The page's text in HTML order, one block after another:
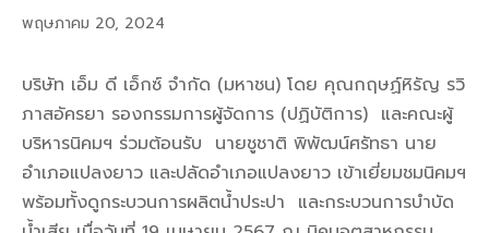
พฤษภาคม 20, 2024
บริษัท เอ็ม ดี เอ็กซ์ จำกัด (มหาชน) โดย คุณกฤษฏ์หิรัญ รวิ
ภาสอัครยา รองกรรมการผู้จัดการ (ปฏิบัติการ) และคณะผู้
บริหารนิคมฯ ร่วมต้อนรับ นายชูชาติ พิพัฒน์ศรัทธา นาย
อำเภอแปลงยาว และปลัดอำเภอแปลงยาว เข้าเยี่ยมชมนิคมฯ
พร้อมทั้งดูกระบวนการผลิตน้ำประปา และกระบวนการบำบัด